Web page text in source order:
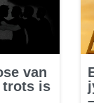
van
trots is